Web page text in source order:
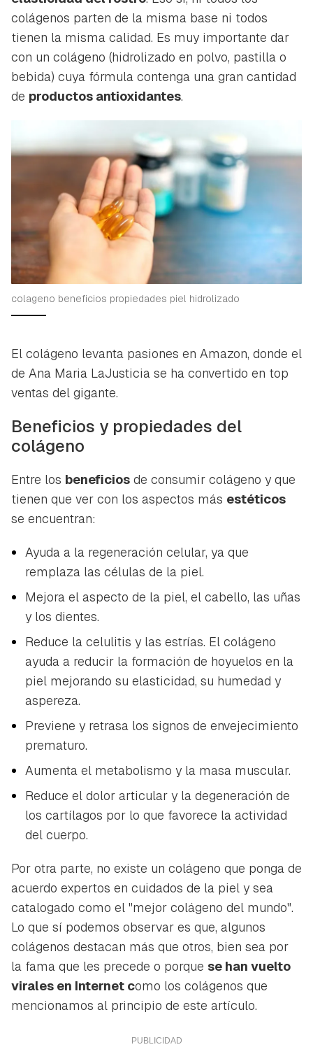
colágenos parten de la misma base ni todos
tienen la misma calidad. Es muy importante dar
con un colágeno (hidrolizado en polvo, pastilla o
bebida) cuya fórmula contenga una gran cantidad
de productos antioxidantes.
colageno beneficios propiedades piel hidrolizado
El colágeno levanta pasiones en Amazon, donde el
de Ana Maria LaJusticia se ha convertido en top
ventas del gigante.
Beneficios y propiedades del
colágeno
Entre los beneficios de consumir colágeno y que
tienen que ver con los aspectos más estéticos
se encuentran:
Ayuda a la regeneración celular, ya que
remplaza las células de la piel.
Mejora el aspecto de la piel, el cabello, las uñas
y los dientes.
Reduce la celulitis y las estrías. El colágeno
ayuda a reducir la formación de hoyuelos en la
piel mejorando su elasticidad, su humedad y
aspereza.
Previene y retrasa los signos de envejecimiento
prematuro.
Aumenta el metabolismo y la masa muscular.
Reduce el dolor articular y la degeneración de
los cartílagos por lo que favorece la actividad
del cuerpo.
Por otra parte, no existe un colágeno que ponga de
acuerdo expertos en cuidados de la piel y sea
catalogado como el "mejor colágeno del mundo".
Lo que sí podemos observar es que, algunos
colágenos destacan más que otros, bien sea por
la fama que les precede o porque se han vuelto
virales en Internet como los colágenos que
mencionamos al principio de este artículo.